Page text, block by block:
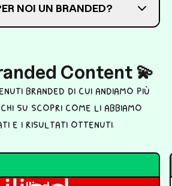
NOI UN BRANDED?
Content 💫
branded di cui andiamo più
su scopri come li abbiamo
e i risultati ottenuti.